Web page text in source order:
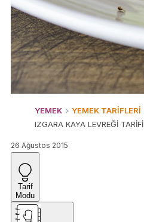
YEMEK YEMEK TARİFLERİ
IZGARA KAYA LEVREĞİ TARİFİ
26 Ağustos 2015
Tarif
Modu